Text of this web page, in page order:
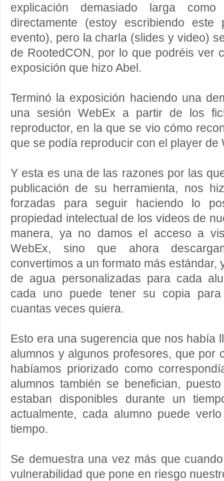
explicación demasiado larga
directamente (estoy escribiendo
evento), pero la charla (slides y video)
de RootedCON, por lo que podréis ver
exposición que hizo Abel.
Terminó la exposición haciendo una
una sesión WebEx a partir de los
reproductor, en la que se vio cómo
que se podía reproducir con el player de
Y esta es una de las razones por las
publicación de su herramienta, nos
forzadas para seguir haciendo lo
propiedad intelectual de los videos de
manera, ya no damos el acceso a
WebEx, sino que ahora
convertimos a un formato más estándar,
de agua personalizadas para cada
cada uno puede tener su copia
cuantas veces quiera.
Esto era una sugerencia que nos había
alumnos y algunos profesores, que por
habíamos priorizado como
alumnos también se benefician,
estaban disponibles durante un
actualmente, cada alumno puede
tiempo.
Se demuestra una vez más que
vulnerabilidad que pone en riesgo